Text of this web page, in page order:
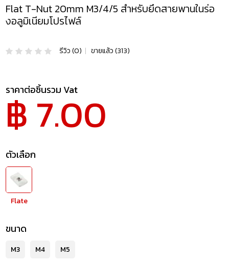
Flat T-Nut 20mm M3/4/5 สำหรับยึดสายพานในร่อ
งอลูมิเนียมโปรไฟล์
รีวิว (0) | ขายแล้ว (313)
ราคาต่อชิ้นรวม Vat
฿ 7.00
ตัวเลือก
Flate
ขนาด
M3 M4 M5